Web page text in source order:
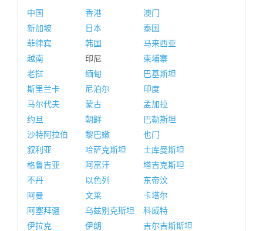
中国 香港
澳门
新加坡
日本
泰国
菲律宾
韩国
马来西亚
越南
印尼
柬埔寨
老挝
缅甸
巴基斯坦
斯里兰卡
尼泊尔
印度
马尔代夫
蒙古
孟加拉
约旦
朝鲜
巴勒斯坦
沙特阿拉伯
黎巴嫩
也门
叙利亚
哈萨克斯坦
土库曼斯坦
格鲁吉亚
阿富汗
塔吉克斯坦
不丹
以色列
东帝汶
阿曼
文莱
卡塔尔
阿塞拜疆
乌兹别克斯坦
科威特
伊拉克
伊朗
吉尔吉斯斯坦